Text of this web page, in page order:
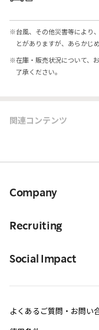
※台風、その他災害等により
とがありますが、あらかじ
※在庫・販売状況について、
了承ください。
関連コンテンツ
Company
Recruiting
Social Impact
よくあるご質問・お問い